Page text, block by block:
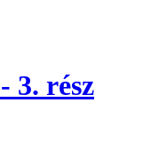
3. rész